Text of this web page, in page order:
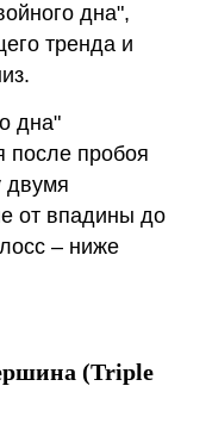
дна",
тренда и
дна"
после пробоя
двумя
от впадины до
– ниже
(Triple